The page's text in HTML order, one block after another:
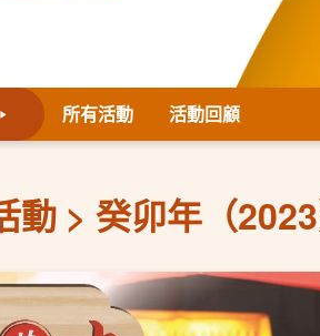
所有活動 活動回顧
動 癸卯年（